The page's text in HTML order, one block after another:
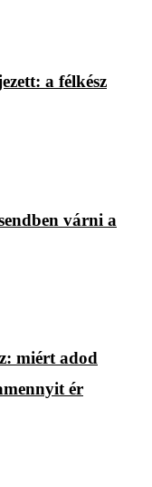
a félkész
várni a
miért adod
ér